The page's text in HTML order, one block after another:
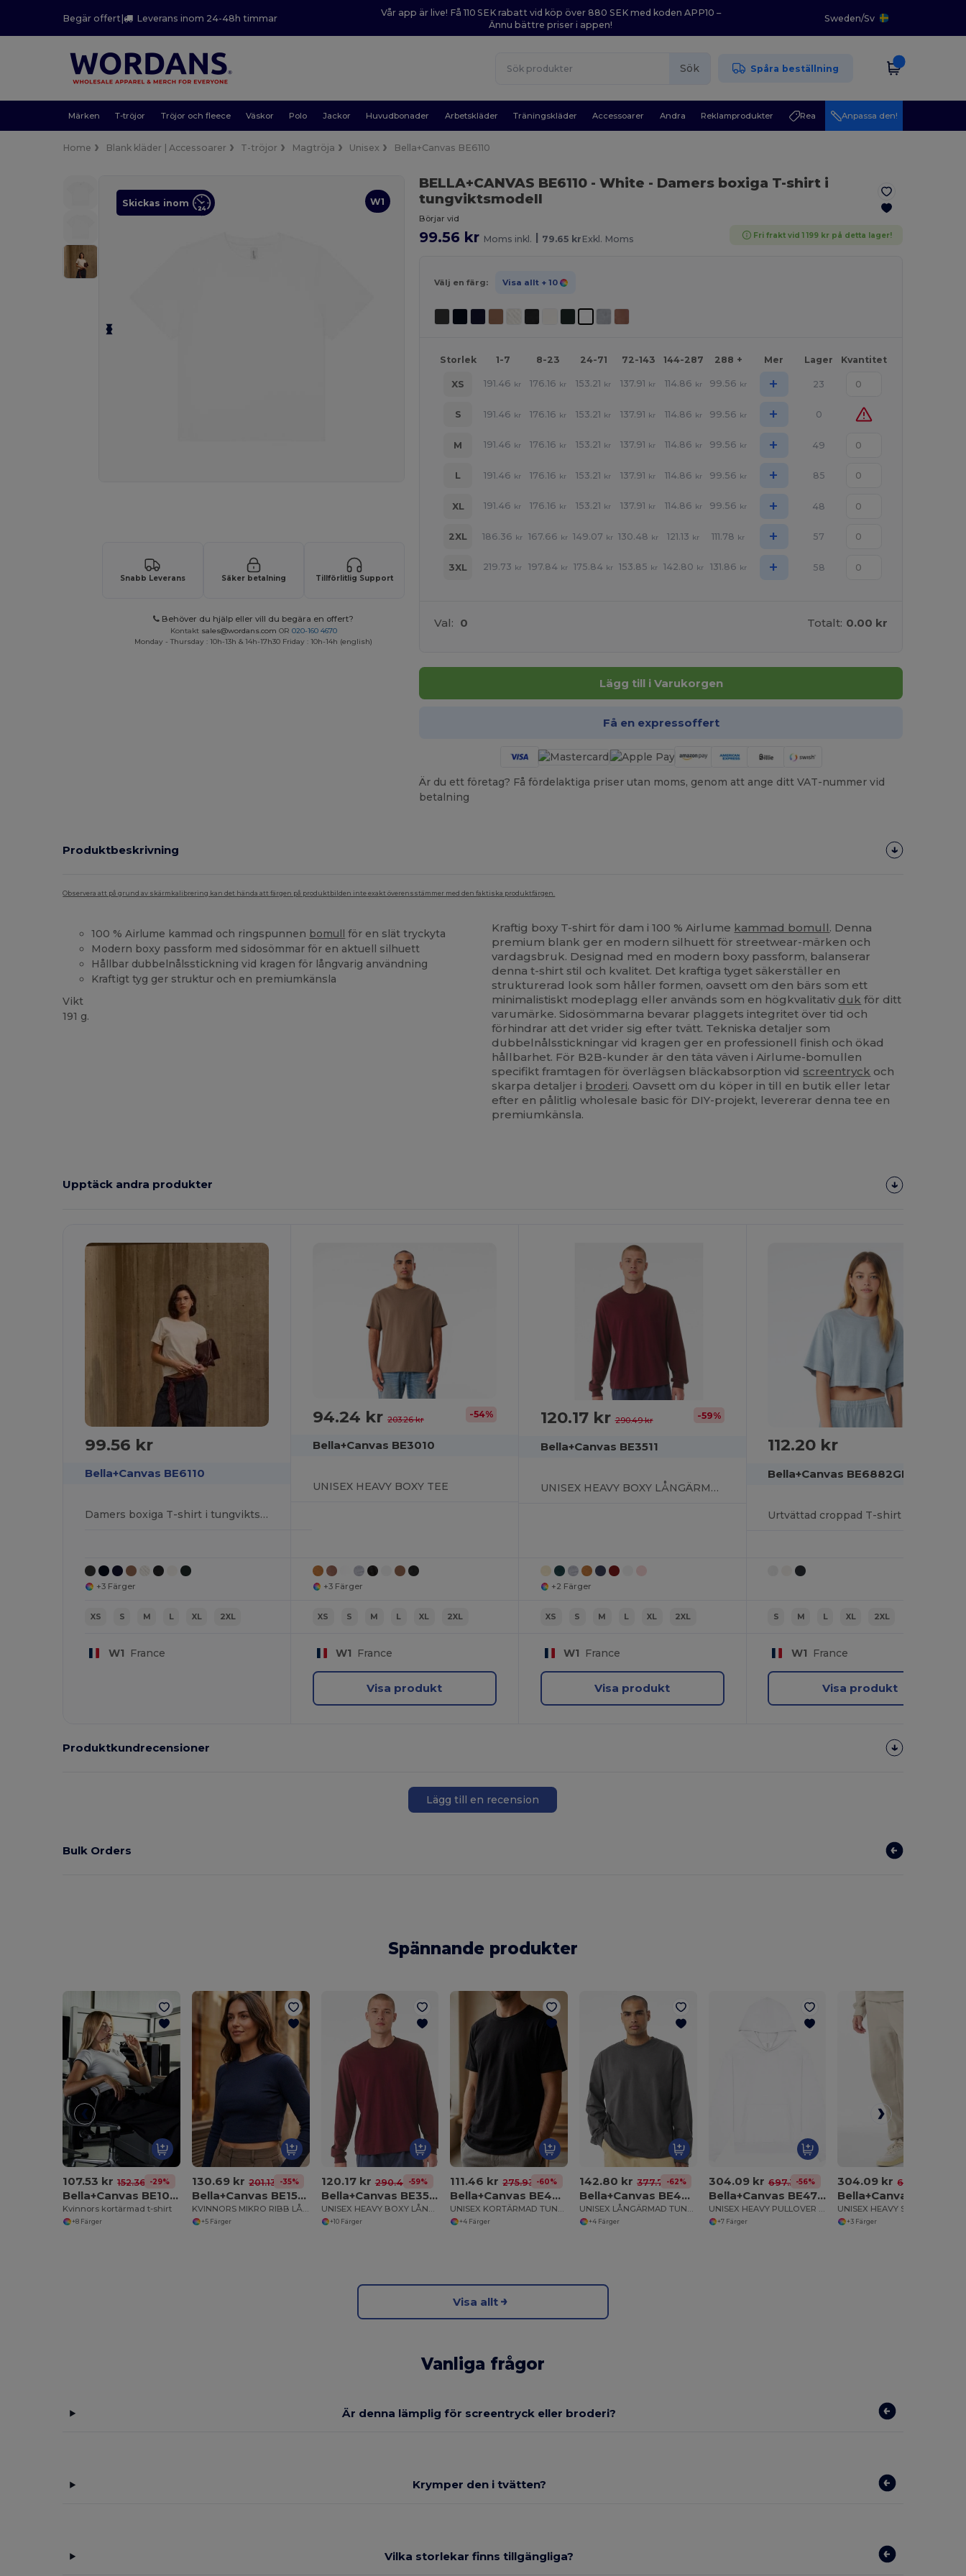
Begär offert| Leverans inom 24-48h timmar
Vår app är live! Få 110 SEK rabatt vid köp över 880 SEK med koden APP10 –
Ännu bättre priser i appen!
Sweden/Sv
Sök Spåra beställning
Märken T-tröjor Tröjor och fleece Väskor Polo Jackor Huvudbonader Arbetskläder Träningskläder Accessoarer Andra Reklamprodukter Rea Anpassa den!
Home Blank kläder | Accessoarer T-tröjor Magtröja Unisex Bella+Canvas BE6110
W1
Skickas inom
Snabb Leverans Säker betalning Tillförlitlig Support
Behöver du hjälp eller vill du begära en offert?
Kontakt sales@wordans.com OR 020-160 4670
Monday - Thursday : 10h-13h & 14h-17h30 Friday : 10h-14h (english)
BELLA+CANVAS BE6110 - White - Damers boxiga T-shirt i
tungviktsmodell
Börjar vid
99.56 kr Moms inkl. | 79.65 kr Exkl. Moms Fri frakt vid 1 199 kr på detta lager!
Välj en färg: Visa allt + 10
Storlek 1-7 8-23 24-71 72-143 144-287 288 + Mer Lager Kvantitet
XS 191.46 kr 176.16 kr 153.21 kr 137.91 kr 114.86 kr 99.56 kr + 23
S 191.46 kr 176.16 kr 153.21 kr 137.91 kr 114.86 kr 99.56 kr + 0
M 191.46 kr 176.16 kr 153.21 kr 137.91 kr 114.86 kr 99.56 kr + 49
L 191.46 kr 176.16 kr 153.21 kr 137.91 kr 114.86 kr 99.56 kr + 85
XL 191.46 kr 176.16 kr 153.21 kr 137.91 kr 114.86 kr 99.56 kr + 48
2XL 186.36 kr 167.66 kr 149.07 kr 130.48 kr 121.13 kr 111.78 kr + 57
3XL 219.73 kr 197.84 kr 175.84 kr 153.85 kr 142.80 kr 131.86 kr + 58
Val: 0 Totalt: 0.00 kr
Lägg till i Varukorgen
Få en expressoffert
Är du ett företag? Få fördelaktiga priser utan moms, genom att ange ditt VAT-nummer vid
betalning
Produktbeskrivning
Observera att på grund av skärmkalibrering kan det hända att färgen på produktbilden inte exakt överensstämmer med den faktiska produktfärgen.
100 % Airlume kammad och ringspunnen bomull för en slät tryckyta
Modern boxy passform med sidosömmar för en aktuell silhuett
Hållbar dubbelnålsstickning vid kragen för långvarig användning
Kraftigt tyg ger struktur och en premiumkänsla
Vikt
191 g.
Kraftig boxy T-shirt för dam i 100 % Airlume kammad bomull. Denna
premium blank ger en modern silhuett för streetwear-märken och
vardagsbruk. Designad med en modern boxy passform, balanserar
denna t-shirt stil och kvalitet. Det kraftiga tyget säkerställer en
strukturerad look som håller formen, oavsett om den bärs som ett
minimalistiskt modeplagg eller används som en högkvalitativ duk för ditt
varumärke. Sidosömmarna bevarar plaggets integritet över tid och
förhindrar att det vrider sig efter tvätt. Tekniska detaljer som
dubbelnålsstickningar vid kragen ger en professionell finish och ökad
hållbarhet. För B2B-kunder är den täta väven i Airlume-bomullen
specifikt framtagen för överlägsen bläckabsorption vid screentryck och
skarpa detaljer i broderi. Oavsett om du köper in till en butik eller letar
efter en pålitlig wholesale basic för DIY-projekt, levererar denna tee en
premiumkänsla.
Upptäck andra produkter
99.56 kr
Bella+Canvas BE6110
Damers boxiga T-shirt i tungviktsmodell
+3 Färger
XS S M L XL 2XL
W1 France
94.24 kr 203.26 kr -54%
Bella+Canvas BE3010
UNISEX HEAVY BOXY TEE
+3 Färger
XS S M L XL 2XL
W1 France
Visa produkt
120.17 kr290.49 kr -59%
Bella+Canvas BE3511
UNISEX HEAVY BOXY LÅNGÄRMAD TEE
+2 Färger
XS S M L XL 2XL
W1 France
Visa produkt
112.20 kr
Bella+Canvas BE6882GD
Urtvättad croppad T-shirt
S M L XL 2XL
W1 France
Visa produkt
Produktkundrecensioner
Lägg till en recension
Bulk Orders
Spännande produkter
107.53 kr 152.36 kr-29%
Bella+Canvas BE1010
Kvinnors kortärmad t-shirt
+8 Färger
130.69 kr 201.13 kr-35%
Bella+Canvas BE1501
KVINNORS MIKRO RIBB LÅNGÄ
+5 Färger
120.17 kr 290.49 kr
-59%
Bella+Canvas BE3511
UNISEX HEAVY BOXY LÅNGÄRMAD TEE
+10 Färger
111.46 kr 275.93 kr-60%
Bella+Canvas BE4610
UNISEX KORTÄRMAD TUNG TEE
+4 Färger
142.80 kr 377.72 kr
-62%
Bella+Canvas BE4651
UNISEX LÅNGÄRMAD TUNG TEE
+4 Färger
304.09 kr 697.32 kr
-56%
Bella+Canvas BE4719
UNISEX HEAVY PULLOVER HOODIE
+7 Färger
304.09 kr 697.32 kr
UNISEX HEAVY SWEATPANT
+3 Färger
Visa allt
Vanliga frågor
Är denna lämplig för screentryck eller broderi?
Krymper den i tvätten?
Vilka storlekar finns tillgängliga?